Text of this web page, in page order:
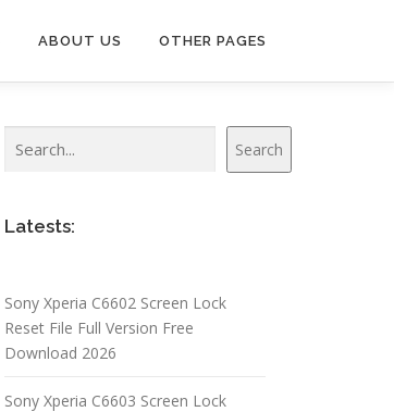
ABOUT US OTHER PAGES
Search
Latests:
Sony Xperia C6602 Screen Lock
Reset File Full Version Free
Download 2026
Sony Xperia C6603 Screen Lock